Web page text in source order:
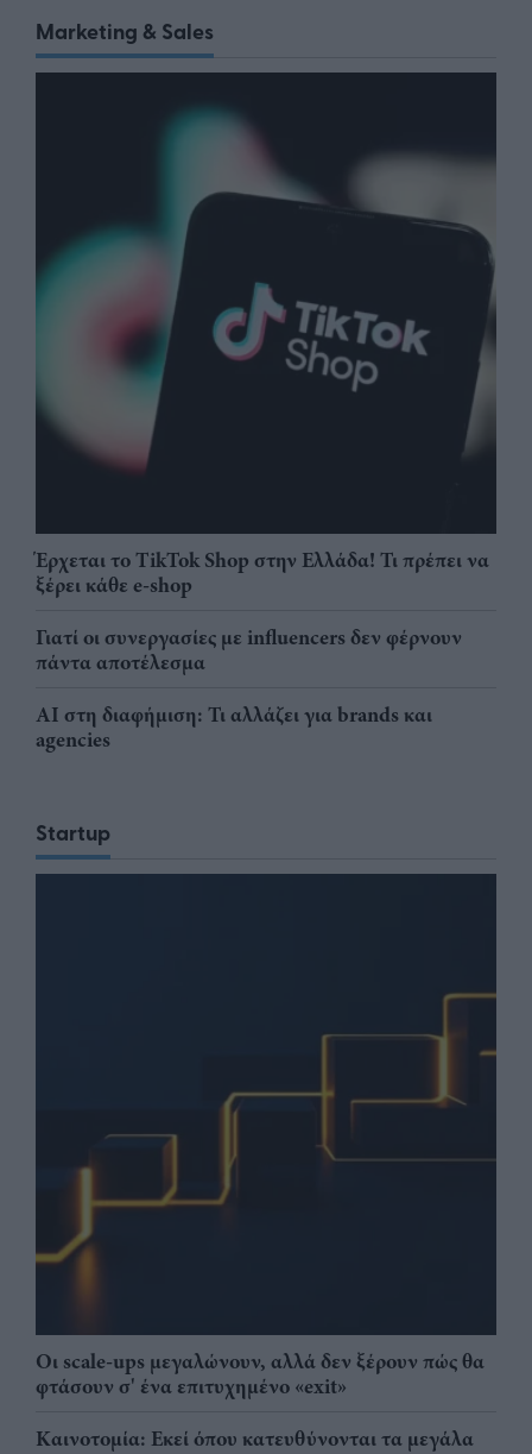
Marketing & Sales
Έρχεται το TikTok Shop στην Ελλάδα! Τι πρέπει να
ξέρει κάθε e-shop
Γιατί οι συνεργασίες με influencers δεν φέρνουν
πάντα αποτέλεσμα
AI στη διαφήμιση: Τι αλλάζει για brands και
agencies
Startup
Οι scale-ups μεγαλώνουν, αλλά δεν ξέρουν πώς θα
φτάσουν σ' ένα επιτυχημένο «exit»
Καινοτομία: Εκεί όπου κατευθύνονται τα μεγάλα